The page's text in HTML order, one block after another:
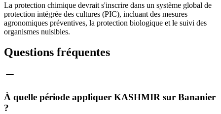
La protection chimique devrait s'inscrire dans un système global de
protection intégrée des cultures (PIC), incluant des mesures
agronomiques préventives, la protection biologique et le suivi des
organismes nuisibles.
Questions fréquentes
À quelle période appliquer KASHMIR sur Bananier
?